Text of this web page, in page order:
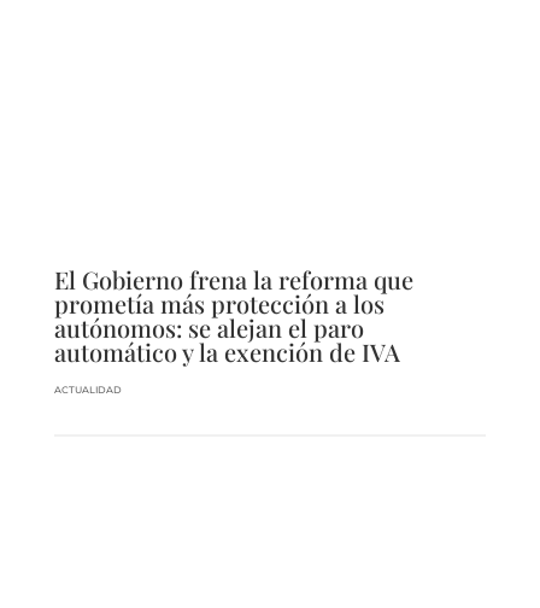
El Gobierno frena la reforma que
prometía más protección a los
autónomos: se alejan el paro
automático y la exención de IVA
ACTUALIDAD